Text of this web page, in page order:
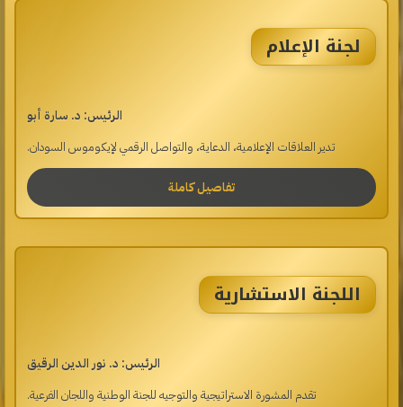
لجنة الإعلام
الرئيس: د. سارة أبو
تدير العلاقات الإعلامية، الدعاية، والتواصل الرقمي لإيكوموس السودان.
تفاصيل كاملة
اللجنة الاستشارية
الرئيس: د. نور الدين الرقيق
تقدم المشورة الاستراتيجية والتوجيه للجنة الوطنية واللجان الفرعية.